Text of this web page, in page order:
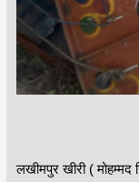
लखीमपुर खीरी (